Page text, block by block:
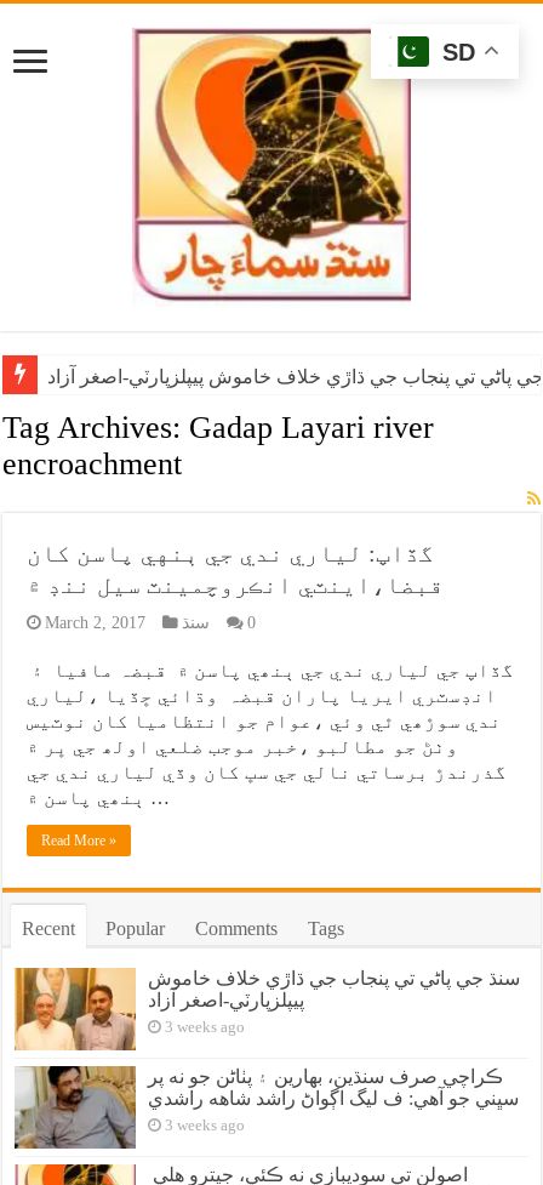
پاڻي تي پنجاب جي ڌاڙي خلاف خاموش پيپلزپارٽي-اصغر آزاد
Tag Archives: Gadap Layari river
encroachment
گڏاپ: لياري ندي جي ٻنهي پاسن کان
قبضا،اينٽي انڪروچمينٽ سيل ننڊ ۾
March 2, 2017 سنڌ 0
انڊسٽري ايريا پاران قبضہ وڌائي ڇڏيا ،لياري
ندي سوڙھي ٿي وئي ،عوام جو انتظاميا کان نوٽيس
وٺڻ جو مطالبو ،خبر موجب ضلعي اولھ جي ڀر ۾
گذرندڙ برساتي نالي جي سڀ کان وڏي لياري ندي جي
ٻنھي پاسن ۾ …
Read More »
Recent Popular Comments Tags
سنڌ جي پاڻي تي پنجاب جي ڌاڙي خلاف خاموش
پيپلزپارٽي-اصغر آزاد
3 weeks ago
ڪراچي صرف سنڌين، بهارين ۽ پٺاڻن جو نه پر
سڀني جو آهي: ف ليگ اڳواڻ راشد شاهه راشدي
3 weeks ago
SD